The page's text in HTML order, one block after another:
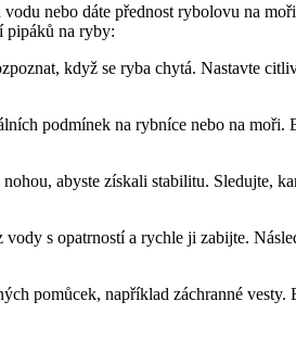
​nebo dáte přednost rybolovu⁢ na⁣
pipáků na ryby:
když se ryba chytá. Nastavte
podmínek na rybníce nebo na moři.
abyste získali⁣ stabilitu. Sledujte,
s opatrností‌ a rychle ji zabijte.
pomůcek, například záchranné vesty.